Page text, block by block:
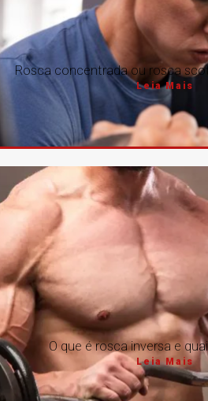
Rosca concentrada ou rosca
Leia Mais
O que é rosca inversa e
Leia Mais